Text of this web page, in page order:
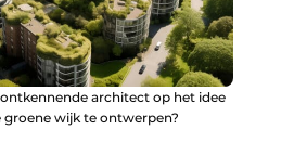
architect op het idee
groene wijk te ontwerpen?